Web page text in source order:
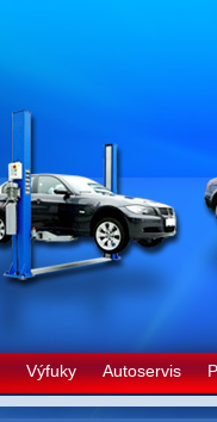
Výfuky Autoservis